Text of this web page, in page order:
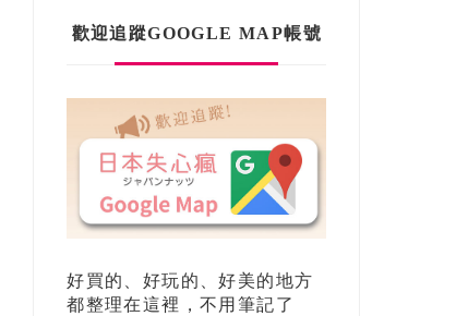
歡迎追蹤GOOGLE MAP帳號
好買的、好玩的、好美的地方
都整理在這裡，不用筆記了